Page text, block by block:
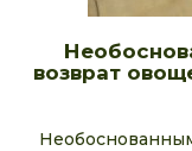
возврат